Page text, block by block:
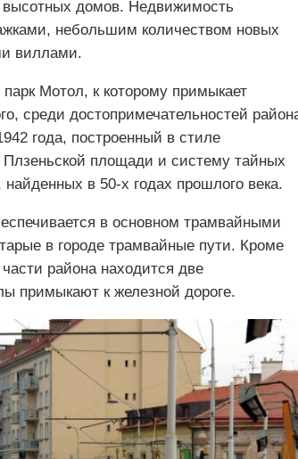
высотных домов. Недвижимость
небольшим количеством новых
виллами.
Мотол, к которому примыкает
среди достопримечательностей
года, построенный в стиле
площади и систему тайных
в 50-х годах прошлого века.
в основном трамвайными
в городе трамвайные пути. Кроме
района находится две
примыкают к железной дороге.